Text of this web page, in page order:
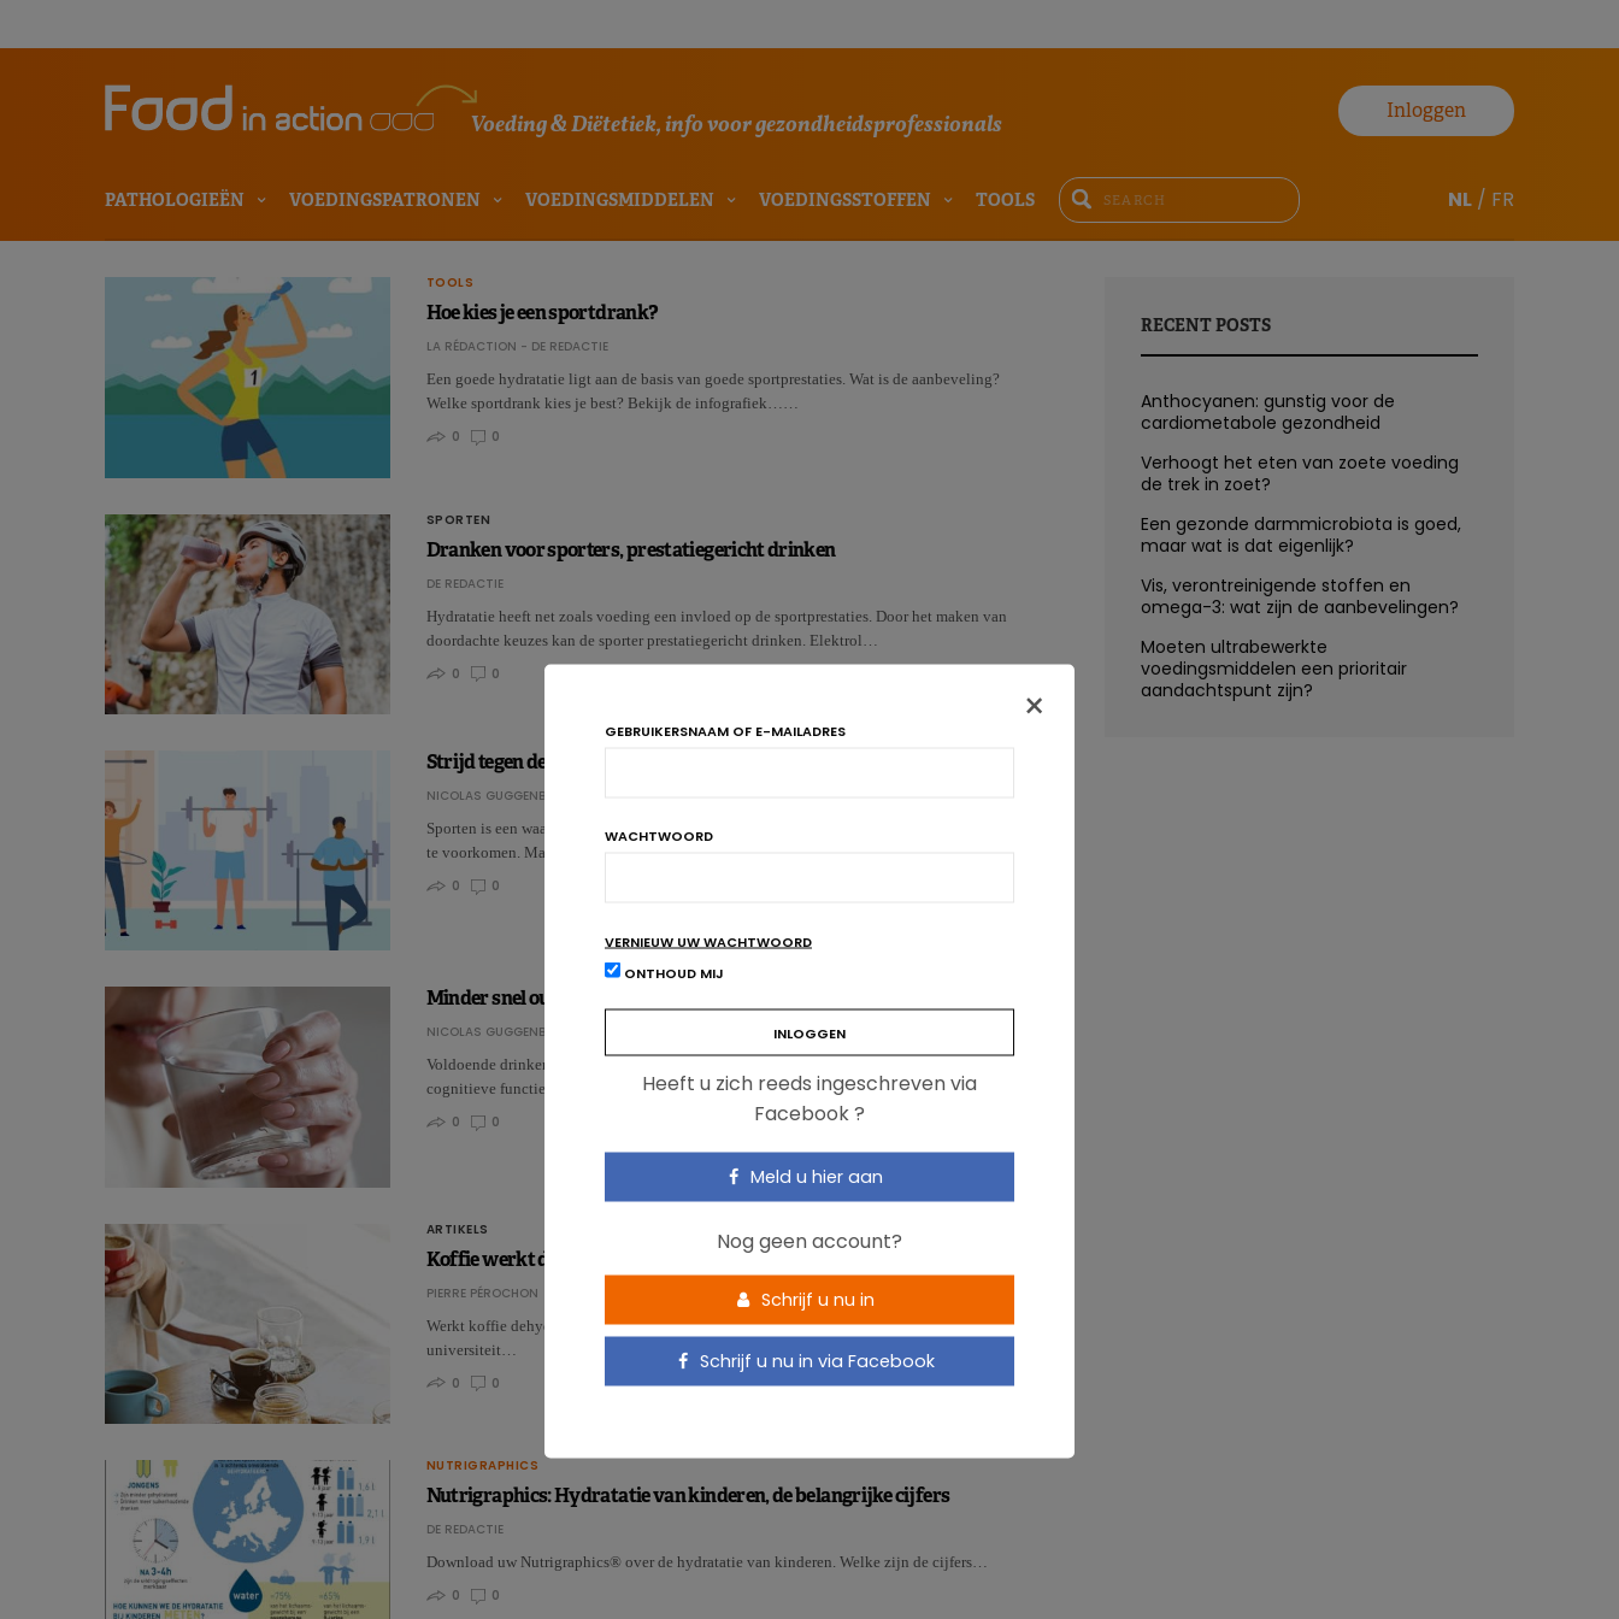
Voeding & Diëtetiek, info voor gezondheidsprofessionals
Inloggen
PATHOLOGIEËN VOEDINGSPATRONEN VOEDINGSMIDDELEN VOEDINGSSTOFFEN TOOLS NL / FR
TOOLS
Hoe kies je een sportdrank?
LA RÉDACTION - DE REDACTIE
Een goede hydratatie ligt aan de basis van goede sportprestaties. Wat is de aanbeveling?
Welke sportdrank kies je best? Bekijk de infografiek……
0
0
SPORTEN
Dranken voor sporters, prestatiegericht drinken
DE REDACTIE
Hydratatie heeft net zoals voeding een invloed op de sportprestaties. Door het maken van
doordachte keuzes kan de sporter prestatiegericht drinken. Elektrol…
0
0
Strijd tegen de kilo’s: ‘s morgens of ‘s avonds sporten?
NICOLAS GUGGENBÜHL
Sporten is een waardevolle bondgenoot om gewicht te verliezen, en al zeker om overgewicht
te voorkomen. Maar heeft ‘s morgens of ‘s avonds sporten hetzelfde…
0
0
Minder snel oud dankzij een goede hydratatie?
NICOLAS GUGGENBÜHL
Voldoende drinken is voor veel zaken belangrijk. Zo ook voor het behoud van de fysieke en
cognitieve functies. Maar een goede hydratatie zou ook de …
0
0
ARTIKELS
Koffie werkt dehydraterend: mythe of realiteit?
PIERRE PÉROCHON
Werkt koffie dehydraterend of is de drank even hydraterend als water? Een onderzoek van de
universiteit…
0
0
NUTRIGRAPHICS
Nutrigraphics: Hydratatie van kinderen, de belangrijke cijfers
DE REDACTIE
Download uw Nutrigraphics® over de hydratatie van kinderen. Welke zijn de cijfers…
0
0
RECENT POSTS
Anthocyanen: gunstig voor de
cardiometabole gezondheid
Verhoogt het eten van zoete voeding
de trek in zoet?
Een gezonde darmmicrobiota is goed,
maar wat is dat eigenlijk?
Vis, verontreinigende stoffen en
omega-3: wat zijn de aanbevelingen?
Moeten ultrabewerkte
voedingsmiddelen een prioritair
aandachtspunt zijn?
×
GEBRUIKERSNAAM OF E-MAILADRES
WACHTWOORD
VERNIEUW UW WACHTWOORD
ONTHOUD MIJ
Heeft u zich reeds ingeschreven via
Facebook ?
Meld u hier aan
Nog geen account?
Schrijf u nu in
Schrijf u nu in via Facebook